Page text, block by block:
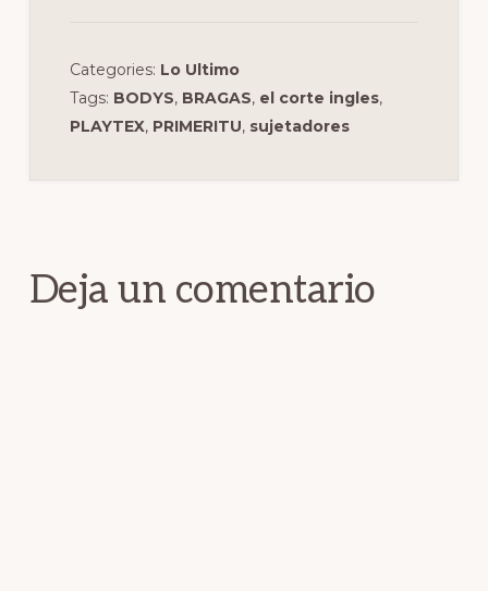
Categories: Lo Ultimo
Tags: BODYS, BRAGAS, el corte ingles,
PLAYTEX, PRIMERITU, sujetadores
los
lectores
Deja un comentario